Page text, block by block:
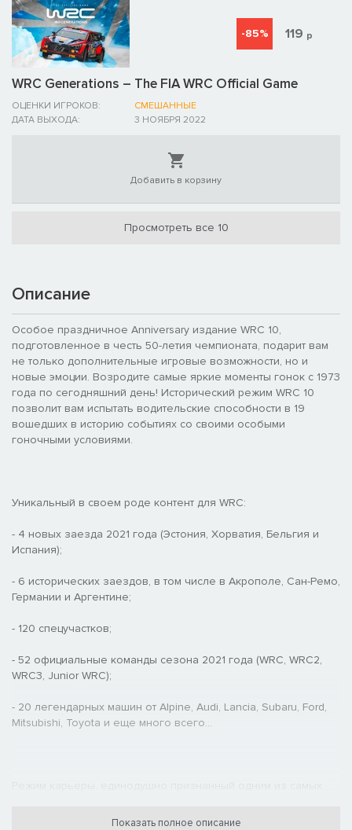
WRC Generations – The FIA WRC Official Game
ОЦЕНКИ ИГРОКОВ:
СМЕШАННЫЕ
ДАТА ВЫХОДА:
3 НОЯБРЯ 2022
-85% 119 р
Добавить в корзину
Просмотреть все 10
Описание
Особое праздничное Anniversary издание WRC 10,
подготовленное в честь 50-летия чемпионата, подарит вам
не только дополнительные игровые возможности, но и
новые эмоции. Возродите самые яркие моменты гонок с 1973
года по сегодняшний день! Исторический режим WRC 10
позволит вам испытать водительские способности в 19
вошедших в историю событиях со своими особыми
гоночными условиями.
Уникальный в своем роде контент для WRC:
- 4 новых заезда 2021 года (Эстония, Хорватия, Бельгия и
Испания);
- 6 исторических заездов, в том числе в Акрополе, Сан-Ремо,
Германии и Аргентине;
- 120 спецучастков;
- 52 официальные команды сезона 2021 года (WRC, WRC2,
WRC3, Junior WRC);
- 20 легендарных машин от Alpine, Audi, Lancia, Subaru, Ford,
Mitsubishi, Toyota и еще много всего...
полностью переработан и обзавелся редактором ливрей —
Показать полное описание